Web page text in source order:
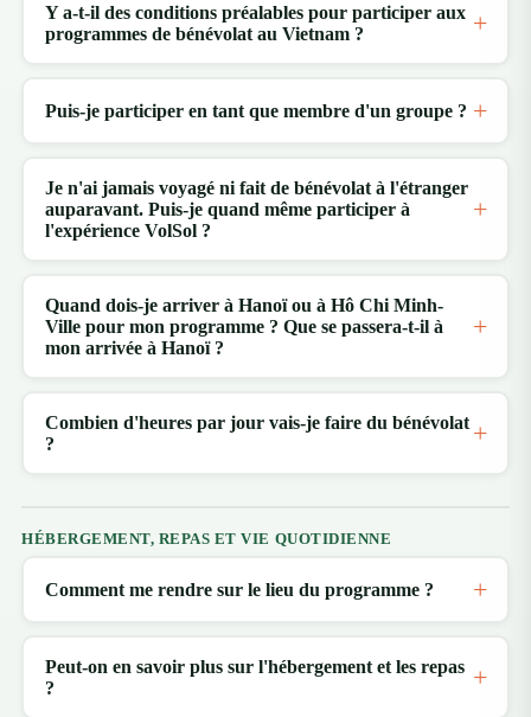
Y a-t-il des conditions préalables pour participer aux
programmes de bénévolat au Vietnam ?
Puis-je participer en tant que membre d'un groupe ?
Je n'ai jamais voyagé ni fait de bénévolat à l'étranger
auparavant. Puis-je quand même participer à
l'expérience VolSol ?
Quand dois-je arriver à Hanoï ou à Hô Chi Minh-
Ville pour mon programme ? Que se passera-t-il à
mon arrivée à Hanoï ?
Combien d'heures par jour vais-je faire du bénévolat
?
HÉBERGEMENT, REPAS ET VIE QUOTIDIENNE
Comment me rendre sur le lieu du programme ?
Peut-on en savoir plus sur l'hébergement et les repas
?